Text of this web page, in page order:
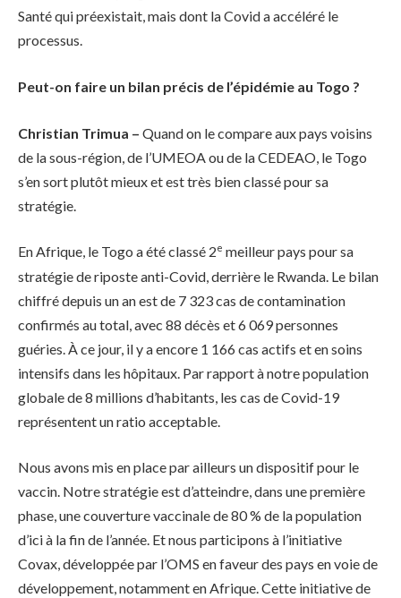
Santé qui préexistait, mais dont la Covid a accéléré le
processus.
Peut-on faire un bilan précis de l’épidémie au Togo ?
Christian Trimua – Quand on le compare aux pays voisins
de la sous-région, de l’UMEOA ou de la CEDEAO, le Togo
s’en sort plutôt mieux et est très bien classé pour sa
stratégie.
En Afrique, le Togo a été classé 2e meilleur pays pour sa
stratégie de riposte anti-Covid, derrière le Rwanda. Le bilan
chiffré depuis un an est de 7 323 cas de contamination
confirmés au total, avec 88 décès et 6 069 personnes
guéries. À ce jour, il y a encore 1 166 cas actifs et en soins
intensifs dans les hôpitaux. Par rapport à notre population
globale de 8 millions d’habitants, les cas de Covid-19
représentent un ratio acceptable.
Nous avons mis en place par ailleurs un dispositif pour le
vaccin. Notre stratégie est d’atteindre, dans une première
phase, une couverture vaccinale de 80 % de la population
d’ici à la fin de l’année. Et nous participons à l’initiative
Covax, développée par l’OMS en faveur des pays en voie de
développement, notamment en Afrique. Cette initiative de